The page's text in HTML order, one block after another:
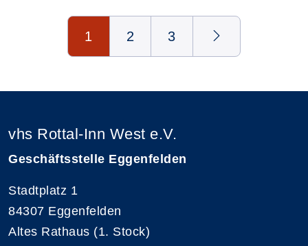
Seite 1 von 3
1 2 3
vhs Rottal-Inn West e.V.
Geschäftsstelle Eggenfelden
Stadtplatz 1
84307 Eggenfelden
Altes Rathaus (1. Stock)